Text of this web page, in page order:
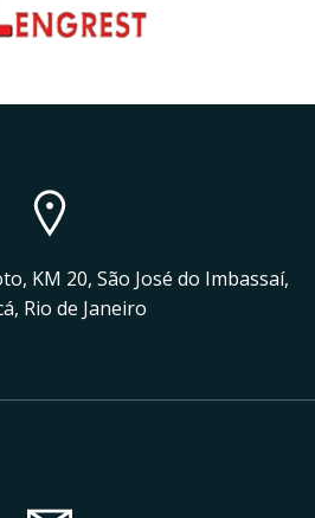
KM 20, São José do Imbassaí,
Rio de Janeiro